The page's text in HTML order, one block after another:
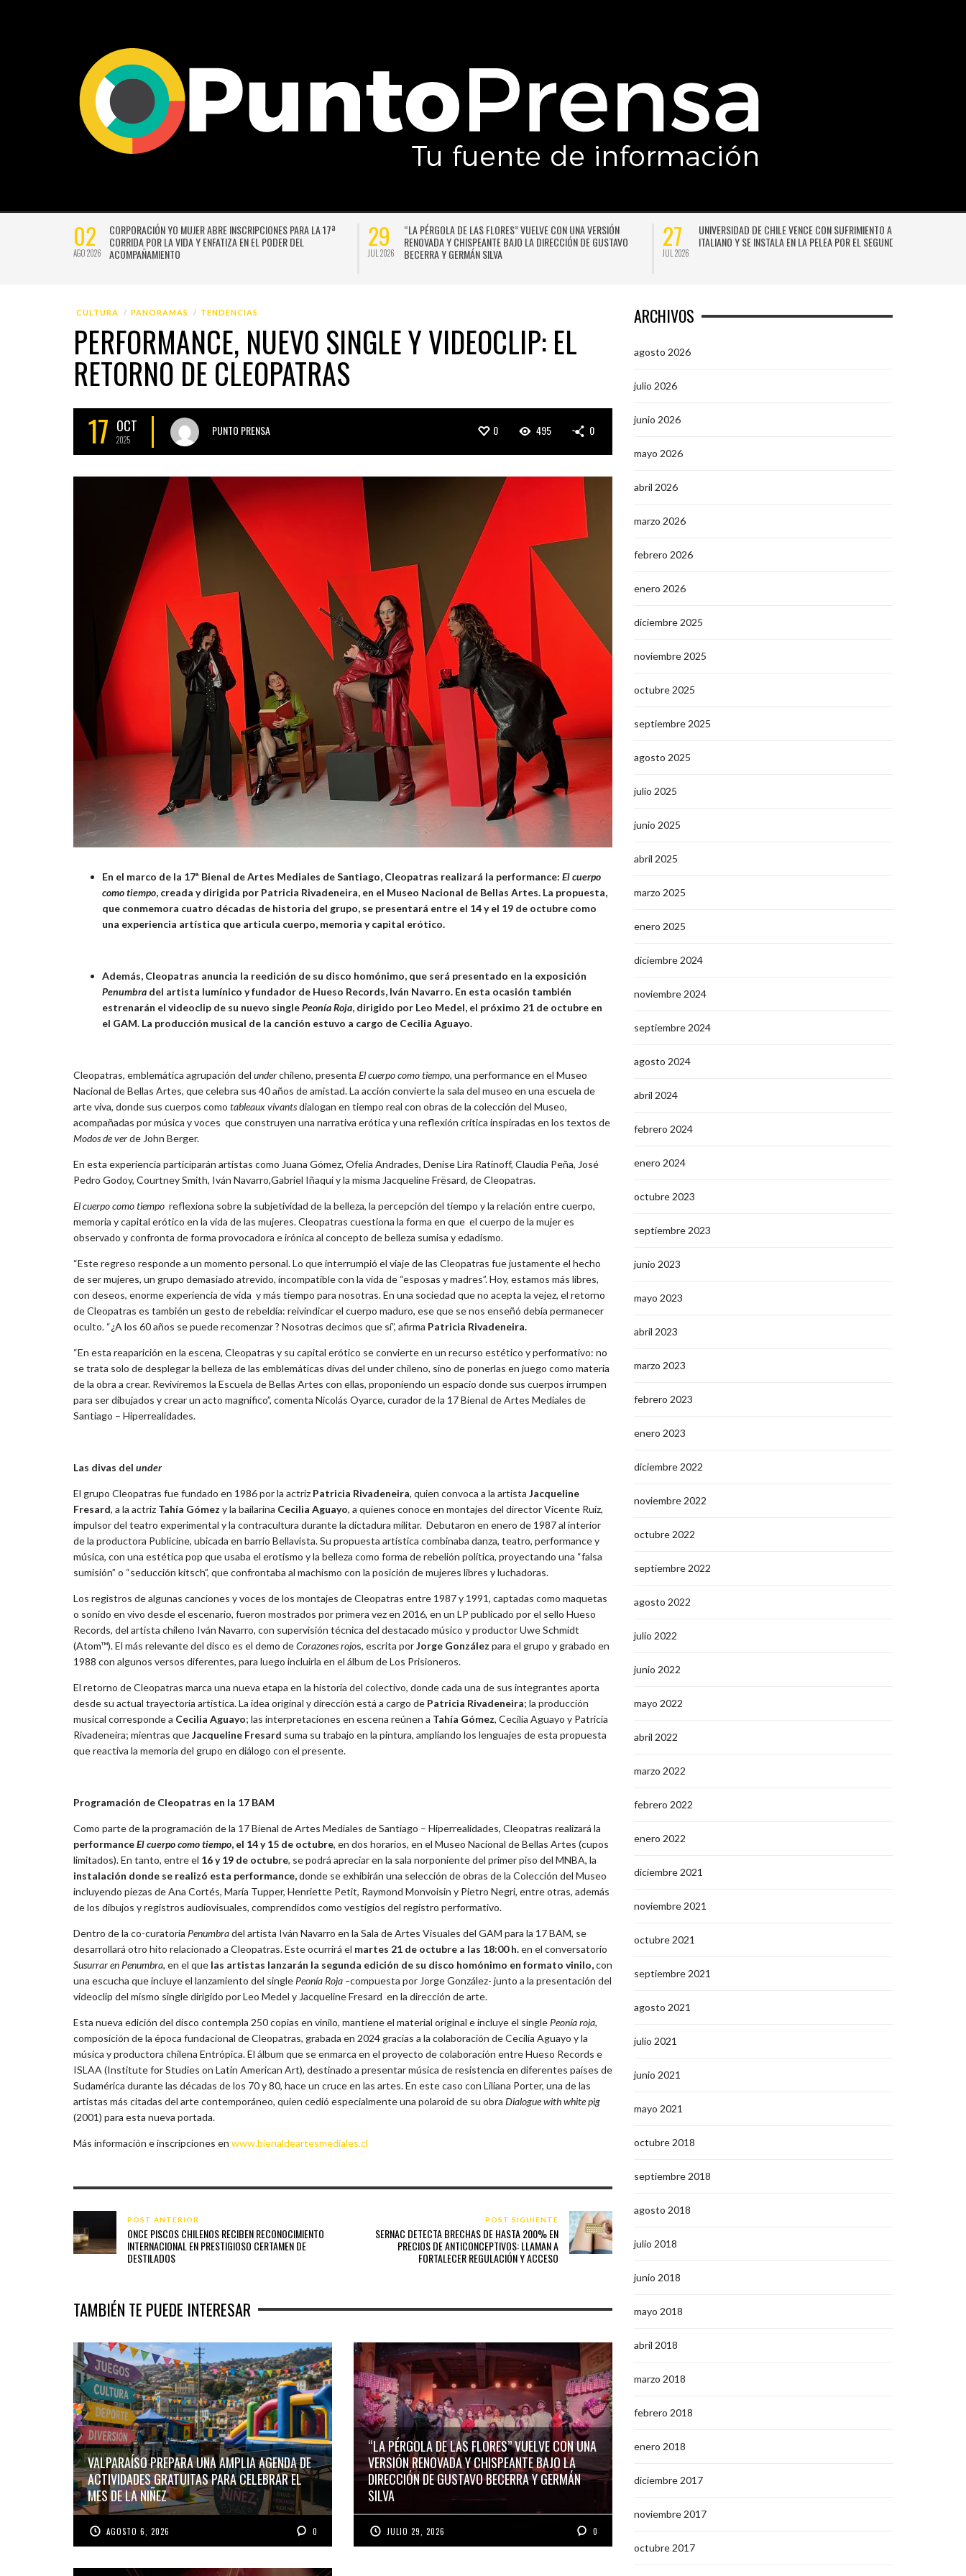
02
AGO 2026
CORPORACIÓN YO MUJER ABRE INSCRIPCIONES PARA LA 17ª
CORRIDA POR LA VIDA Y ENFATIZA EN EL PODER DEL
ACOMPAÑAMIENTO
29
JUL 2026
“LA PÉRGOLA DE LAS FLORES” VUELVE CON UNA VERSIÓN
RENOVADA Y CHISPEANTE BAJO LA DIRECCIÓN DE GUSTAVO
BECERRA Y GERMÁN SILVA
27
JUL 2026
UNIVERSIDAD DE CHILE VENCE CON SUFRIMIENTO A AUDAX
ITALIANO Y SE INSTALA EN LA PELEA POR EL SEGUNDO LUGAR
CULTURA PANORAMAS TENDENCIAS
PERFORMANCE, NUEVO SINGLE Y VIDEOCLIP: EL
RETORNO DE CLEOPATRAS
17 OCT
2025
PUNTO PRENSA 0 495 0
En el marco de la 17ª Bienal de Artes Mediales de Santiago, Cleopatras realizará la performance: El cuerpo
como tiempo, creada y dirigida por Patricia Rivadeneira, en el Museo Nacional de Bellas Artes. La propuesta,
que conmemora cuatro décadas de historia del grupo, se presentará entre el 14 y el 19 de octubre como
una experiencia artística que articula cuerpo, memoria y capital erótico.
Además, Cleopatras anuncia la reedición de su disco homónimo, que será presentado en la exposición
Penumbra del artista lumínico y fundador de Hueso Records, Iván Navarro. En esta ocasión también
estrenarán el videoclip de su nuevo singlePeonía Roja, dirigido por Leo Medel, el próximo 21 de octubre en
el GAM. La producción musical de la canción estuvo a cargo de Cecilia Aguayo.
Cleopatras, emblemática agrupación del underchileno, presenta El cuerpo como tiempo, una performance en el Museo
Nacional de Bellas Artes, que celebra sus 40 años de amistad. La acción convierte la sala del museo en una escuela de
arte viva, donde sus cuerpos como tableaux vivantsdialogan en tiempo real con obras de la colección del Museo,
acompañadas por música y voces que construyen una narrativa erótica y una reflexión crítica inspiradas en los textos de
Modos de verde John Berger.
En esta experiencia participarán artistas como Juana Gómez, Ofelia Andrades, Denise Lira Ratinoff, Claudia Peña, José
Pedro Godoy, Courtney Smith, Iván Navarro,Gabriel Iñaqui y la misma Jacqueline Frësard, de Cleopatras.
El cuerpo como tiempo reflexiona sobre la subjetividad de la belleza, la percepción del tiempo y la relación entre cuerpo,
memoria y capital erótico en la vida de las mujeres. Cleopatras cuestiona la forma en que el cuerpo de la mujer es
observado y confronta de forma provocadora e irónica al concepto de belleza sumisa y edadismo.
“Este regreso responde a un momento personal. Lo que interrumpió el viaje de las Cleopatras fue justamente el hecho
de ser mujeres, un grupo demasiado atrevido, incompatible con la vida de “esposas y madres”. Hoy, estamos más libres,
con deseos, enorme experiencia de vida y más tiempo para nosotras. En una sociedad que no acepta la vejez, el retorno
de Cleopatras es también un gesto de rebeldía: reivindicar el cuerpo maduro, ese que se nos enseñó debía permanecer
oculto. “¿A los 60 años se puede recomenzar ? Nosotras decimos que sí”, afirma Patricia Rivadeneira.
“En esta reaparición en la escena, Cleopatras y su capital erótico se convierte en un recurso estético y performativo: no
se trata solo de desplegar la belleza de las emblemáticas divas del under chileno, sino de ponerlas en juego como materia
de la obra a crear. Reviviremos la Escuela de Bellas Artes con ellas, proponiendo un espacio donde sus cuerpos irrumpen
para ser dibujados y crear un acto magnífico”, comenta Nicolás Oyarce, curador de la 17 Bienal de Artes Mediales de
Santiago – Hiperrealidades.
Las divas del under
El grupo Cleopatras fue fundado en 1986 por la actriz Patricia Rivadeneira, quien convoca a la artista Jacqueline
Fresard, a la actriz Tahía Gómez y la bailarina Cecilia Aguayo, a quienes conoce en montajes del director Vicente Ruíz,
impulsor del teatro experimental y la contracultura durante la dictadura militar. Debutaron en enero de 1987 al interior
de la productora Publicine, ubicada en barrio Bellavista. Su propuesta artística combinaba danza, teatro, performance y
música, con una estética pop que usaba el erotismo y la belleza como forma de rebelión política, proyectando una “falsa
sumisión” o “seducción kitsch”, que confrontaba al machismo con la posición de mujeres libres y luchadoras.
Los registros de algunas canciones y voces de los montajes de Cleopatras entre 1987 y 1991, captadas como maquetas
o sonido en vivo desde el escenario, fueron mostrados por primera vez en 2016, en un LP publicado por el sello Hueso
Records, del artista chileno Iván Navarro, con supervisión técnica del destacado músico y productor Uwe Schmidt
(Atom™). El más relevante del disco es el demo deCorazones rojos, escrita porJorge González para el grupo y grabado en
1988 con algunos versos diferentes, para luego incluirla en el álbum de Los Prisioneros.
El retorno de Cleopatras marca una nueva etapa en la historia del colectivo, donde cada una de sus integrantes aporta
desde su actual trayectoria artística. La idea original y dirección está a cargo de Patricia Rivadeneira; la producción
musical corresponde a Cecilia Aguayo; las interpretaciones en escena reúnen a Tahía Gómez, Cecilia Aguayo y Patricia
Rivadeneira; mientras queJacqueline Fresard suma su trabajo en la pintura, ampliando los lenguajes de esta propuesta
que reactiva la memoria del grupo en diálogo con el presente.
Programación de Cleopatras en la 17 BAM
Como parte de la programación de la 17 Bienal de Artes Mediales de Santiago – Hiperrealidades, Cleopatras realizará la
performanceEl cuerpo como tiempo, el 14 y 15 de octubre, en dos horarios, en el Museo Nacional de Bellas Artes (cupos
limitados). En tanto, entre el 16 y 19 de octubre, se podrá apreciar en la sala norponiente del primer piso del MNBA, la
instalación donde se realizó esta performance,donde se exhibirán una selección de obras de la Colección del Museo
incluyendo piezas de Ana Cortés, María Tupper, Henriette Petit, Raymond Monvoisin y Pietro Negri, entre otras, además
de los dibujos y registros audiovisuales, comprendidos como vestigios del registro performativo.
Dentro de la co-curatoría Penumbradel artista Iván Navarro en la Sala de Artes Visuales del GAM para la 17 BAM, se
desarrollará otro hito relacionado a Cleopatras. Este ocurrirá el martes 21 de octubre a las 18:00 h.en el conversatorio
Susurrar en Penumbra, en el que las artistas lanzarán la segunda edición de su disco homónimo en formato vinilo,con
una escucha que incluye el lanzamiento del single Peonía Roja –compuesta por Jorge González- junto a la presentación del
videoclip del mismo single dirigido por Leo Medel y Jacqueline Fresard en la dirección de arte.
Esta nueva edición del disco contempla 250 copias en vinilo, mantiene el material original e incluye el single Peonía roja,
composición de la época fundacional de Cleopatras, grabada en 2024 gracias a la colaboración de Cecilia Aguayo y la
música y productora chilena Entrópica. El álbum que se enmarca en el proyecto de colaboración entre Hueso Records e
ISLAA (Institute for Studies on Latin American Art), destinado a presentar música de resistencia en diferentes países de
Sudamérica durante las décadas de los 70 y 80, hace un cruce en las artes. En este caso con Liliana Porter, una de las
artistas más citadas del arte contemporáneo, quien cedió especialmente una polaroid de su obra Dialogue with white pig
(2001) para esta nueva portada.
Más información e inscripciones en www.bienaldeartesmediales.cl
POST ANTERIOR
ONCE PISCOS CHILENOS RECIBEN RECONOCIMIENTO
INTERNACIONAL EN PRESTIGIOSO CERTAMEN DE
DESTILADOS
POST SIGUIENTE
SERNAC DETECTA BRECHAS DE HASTA 200% EN
PRECIOS DE ANTICONCEPTIVOS: LLAMAN A
FORTALECER REGULACIÓN Y ACCESO
TAMBIÉN TE PUEDE INTERESAR
VALPARAÍSO PREPARA UNA AMPLIA AGENDA DE
ACTIVIDADES GRATUITAS PARA CELEBRAR EL
MES DE LA NIÑEZ
AGOSTO 6, 2026 0
“LA PÉRGOLA DE LAS FLORES” VUELVE CON UNA
VERSIÓN RENOVADA Y CHISPEANTE BAJO LA
DIRECCIÓN DE GUSTAVO BECERRA Y GERMÁN
SILVA
JULIO 29, 2026 0
ARCHIVOS
agosto 2026
julio 2026
junio 2026
mayo 2026
abril 2026
marzo 2026
febrero 2026
enero 2026
diciembre 2025
noviembre 2025
octubre 2025
septiembre 2025
agosto 2025
julio 2025
junio 2025
abril 2025
marzo 2025
enero 2025
diciembre 2024
noviembre 2024
septiembre 2024
agosto 2024
abril 2024
febrero 2024
enero 2024
octubre 2023
septiembre 2023
junio 2023
mayo 2023
abril 2023
marzo 2023
febrero 2023
enero 2023
diciembre 2022
noviembre 2022
octubre 2022
septiembre 2022
agosto 2022
julio 2022
junio 2022
mayo 2022
abril 2022
marzo 2022
febrero 2022
enero 2022
diciembre 2021
noviembre 2021
octubre 2021
septiembre 2021
agosto 2021
julio 2021
junio 2021
mayo 2021
octubre 2018
septiembre 2018
agosto 2018
julio 2018
junio 2018
mayo 2018
abril 2018
marzo 2018
febrero 2018
enero 2018
diciembre 2017
noviembre 2017
octubre 2017